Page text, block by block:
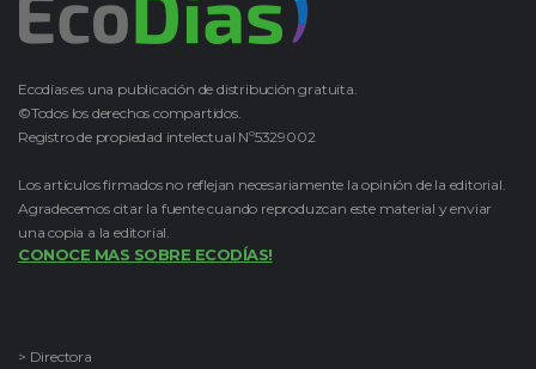
Ecodías es una publicación de distribución gratuita.
©Todos los derechos compartidos.
Registro de propiedad intelectual Nº5329002
Los artículos firmados no reflejan necesariamente la opinión de la editorial.
Agradecemos citar la fuente cuando reproduzcan este material y enviar
una copia a la editorial.
CONOCE MAS SOBRE ECODÍAS!
> Directora